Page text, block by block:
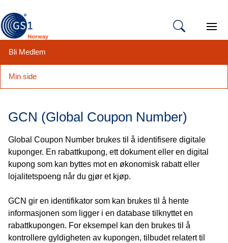
Bli Medlem
Min side
innhold
GCN (Global Coupon Number)
Global Coupon Number brukes til å identifisere digitale
kuponger. En rabattkupong, ett dokument eller en digital
kupong som kan byttes mot en økonomisk rabatt eller
lojalitetspoeng når du gjør et kjøp.
GCN gir en identifikator som kan brukes til å hente
informasjonen som ligger i en database tilknyttet en
rabattkupongen. For eksempel kan den brukes til å
kontrollere gyldigheten av kupongen, tilbudet relatert til